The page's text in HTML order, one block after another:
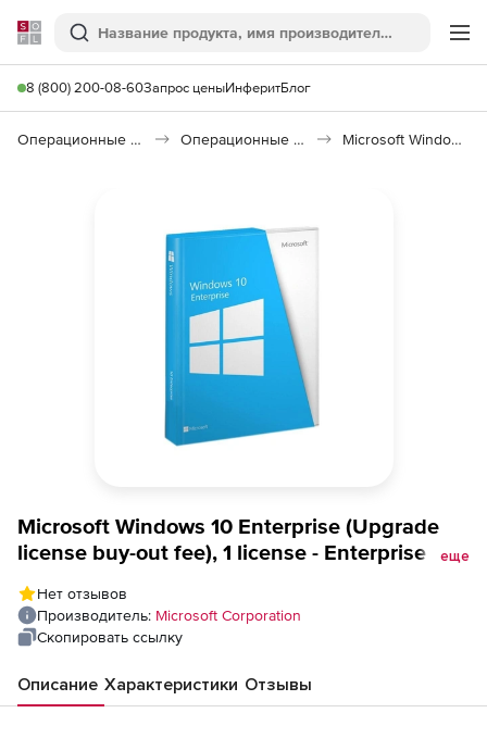
Softline
Поиск
8 (800) 200-08-60Запрос ценыИнферитБлог
Операционные системы Операционные системы семейства Windows Microsoft Windows 10 Enterprise
Microsoft Windows 10 Enterprise (Upgrade
license buy-out fee), 1 license - Enterprise -
еще
Нет отзывов
Производитель: Microsoft Corporation
Скопировать ссылку
Описание Характеристики Отзывы